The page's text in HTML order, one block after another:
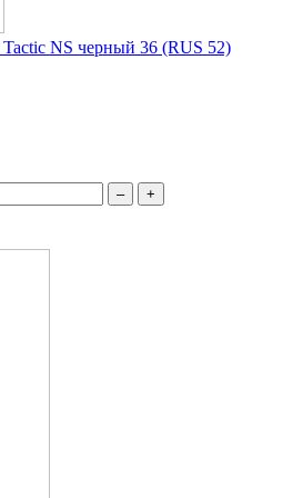
NS черный 36 (RUS 52)
– +